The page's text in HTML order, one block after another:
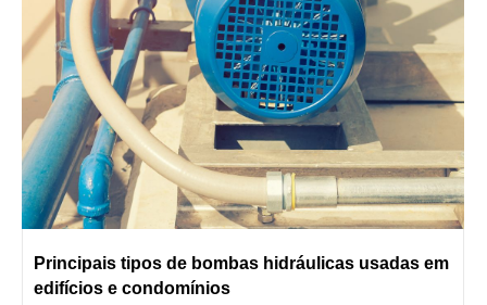
Principais tipos de bombas hidráulicas usadas em
edifícios e condomínios